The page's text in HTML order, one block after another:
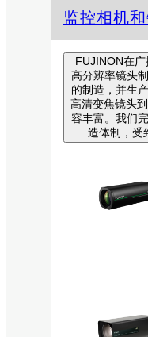
监控相机
FUJINON在
高分辨率镜头
的制造，并生
高清变焦镜头
容丰富。我们
造体制，受